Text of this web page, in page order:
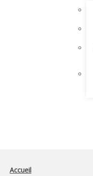
Accueil